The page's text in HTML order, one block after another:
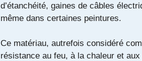
d’étanchéité, gaines de câbles
même dans certaines peintures.
Ce matériau, autrefois considéré
résistance au feu, à la chaleur et